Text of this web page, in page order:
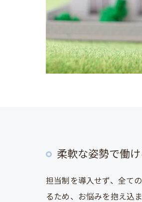
柔軟な姿勢で働
担当制を導入せず、全て
るため、お悩みを抱え込